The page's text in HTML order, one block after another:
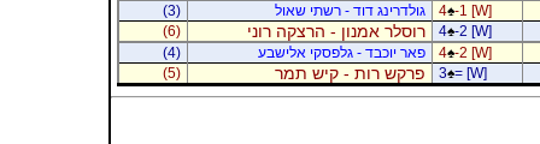
4♠-1 [W] גולדרינג דוד - רשתי שאול
(3)
4♠-2 [W] רוסלר אמנון - הרצקה רוני
(6)
4♠-2 [W] פאר יוכבד - גלפסקי אלישבע
(4)
3♠= [W] פרקש רות - קיש תמר (5)